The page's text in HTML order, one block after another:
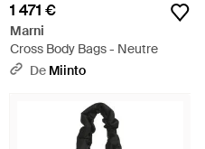
1 471 €
Marni
Cross Body Bags - Neutre
De Miinto